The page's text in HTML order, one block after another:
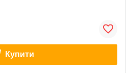
Купити